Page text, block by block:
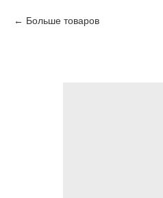
Больше товаров